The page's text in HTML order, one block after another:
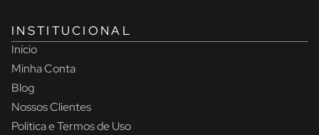
INSTITUCIONAL
Início
Minha Conta
Blog
Nossos Clientes
Política e Termos de Uso